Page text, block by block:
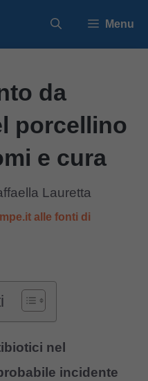
Menu
da
porcellino
e cura
Lauretta
alle fonti di
nel
incidente